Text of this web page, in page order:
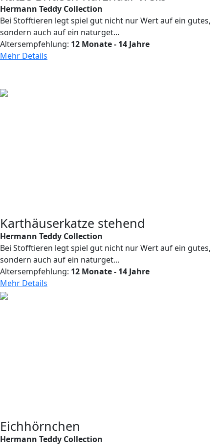
Hermann Teddy Collection
Bei Stofftieren legt spiel gut nicht nur Wert auf ein gutes,
sondern auch auf ein naturget...
Altersempfehlung: 12 Monate - 14 Jahre
Mehr Details
Karthäuserkatze stehend
Hermann Teddy Collection
Bei Stofftieren legt spiel gut nicht nur Wert auf ein gutes,
sondern auch auf ein naturget...
Altersempfehlung: 12 Monate - 14 Jahre
Mehr Details
Eichhörnchen
Hermann Teddy Collection